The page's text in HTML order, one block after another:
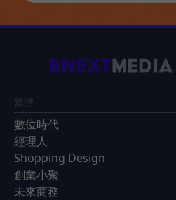
媒體
數位時代
經理人
Shopping Design
創業小聚
未來商務